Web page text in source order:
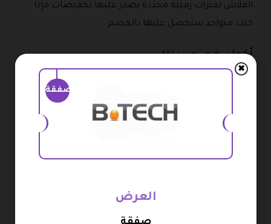
الفلاش لفترات زمنية محددة يصدر عليها تخفيضات فإذا
كنت متواجد ستحصل عليها بالخصم .
أكواد خصم بيتك
تتمثل أكواد خصم بيتك في كل ما يقدمه المتجر م
تخفيضات و خصومات على كل المنتجات في المتجر و التي
يمكن الحصول عليها من خلال موقعنا الحالي .
تحمل شعارات مختلفة أبرزها :
عروض سبتمبر على المكانس متتفوتش ، مكنسة
صفقة
✖
العرض